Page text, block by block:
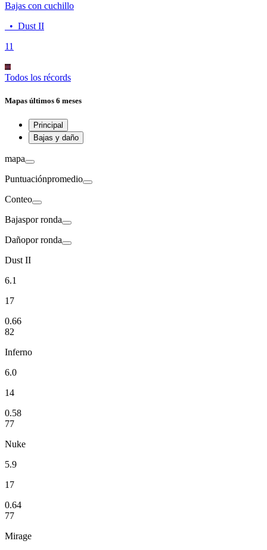
Bajas con cuchillo
• Dust II
11
Todos los récords
Mapas últimos 6 meses
Principal
Bajas y daño
mapa
Puntuaciónpromedio
Conteo
Bajaspor ronda
Dañopor ronda
Dust II
6.1
17
0.66
82
Inferno
6.0
14
0.58
77
Nuke
5.9
17
0.64
77
Mirage